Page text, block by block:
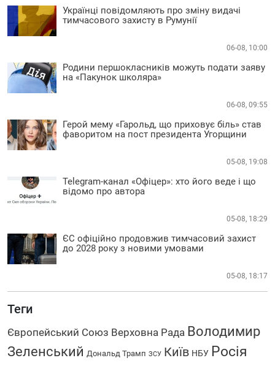
Українці повідомляють про зміну видачі
тимчасового захисту в Румунії
06-08, 10:00
Родини першокласників можуть подати заяву
на «Пакунок школяра»
06-08, 09:55
Герой мему «Гарольд, що приховує біль» став
фаворитом на пост президента Угорщини
05-08, 19:08
Telegram-канал «Офіцер»: хто його веде і що
відомо про автора
05-08, 18:29
ЄС офіційно продовжив тимчасовий захист
до 2028 року з новими умовами
05-08, 18:17
Теги
Європейський Союз Верховна Рада Володимир
Зеленський Дональд Трамп ЗСУ Київ НБУ Росія